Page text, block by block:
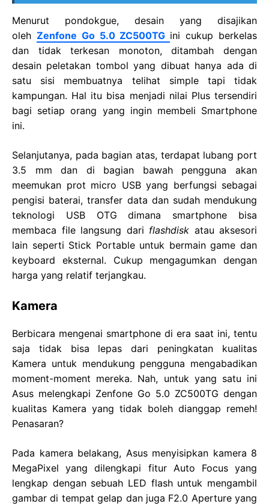
Menurut pondokgue, desain yang disajikan
oleh Zenfone Go 5.0 ZC500TG ini cukup berkelas
dan tidak terkesan monoton, ditambah dengan
desain peletakan tombol yang dibuat hanya ada di
satu sisi membuatnya telihat simple tapi tidak
kampungan. Hal itu bisa menjadi nilai Plus tersendiri
bagi setiap orang yang ingin membeli Smartphone
ini.
Selanjutanya, pada bagian atas, terdapat lubang port
3.5 mm dan di bagian bawah pengguna akan
meemukan prot micro USB yang berfungsi sebagai
pengisi baterai, transfer data dan sudah mendukung
teknologi USB OTG dimana smartphone bisa
membaca file langsung dari flashdisk atau aksesori
lain seperti Stick Portable untuk bermain game dan
keyboard eksternal. Cukup mengagumkan dengan
harga yang relatif terjangkau.
Kamera
Berbicara mengenai smartphone di era saat ini, tentu
saja tidak bisa lepas dari peningkatan kualitas
Kamera untuk mendukung pengguna mengabadikan
moment-moment mereka. Nah, untuk yang satu ini
Asus melengkapi Zenfone Go 5.0 ZC500TG dengan
kualitas Kamera yang tidak boleh dianggap remeh!
Penasaran?
Pada kamera belakang, Asus menyisipkan kamera 8
MegaPixel yang dilengkapi fitur Auto Focus yang
lengkap dengan sebuah LED flash untuk mengambil
gambar di tempat gelap dan juga F2.0 Aperture yang